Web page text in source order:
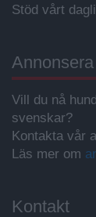
Stöd vårt
Annonsera
Vill du nå
svenskar?
Kontakta vår
Läs mer om
Kontakt